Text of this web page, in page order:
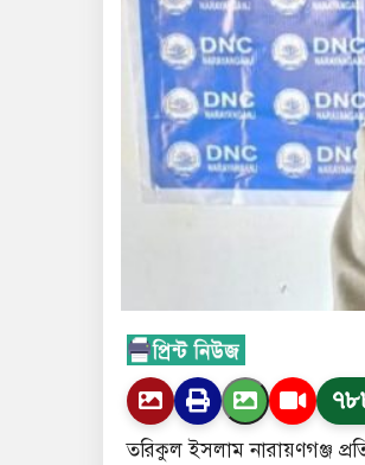
তরিকুল ইসলাম নারায়ণগঞ্জ